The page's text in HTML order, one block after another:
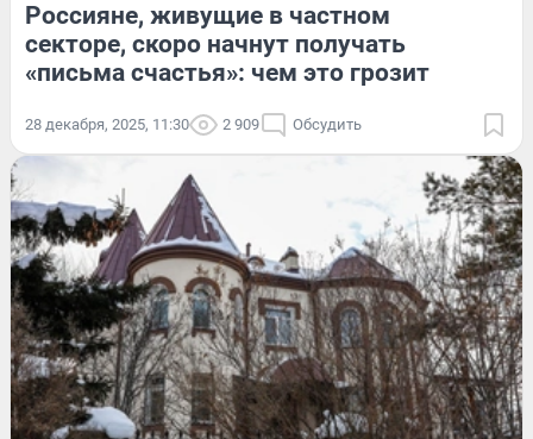
Россияне, живущие в частном
секторе, скоро начнут получать
«письма счастья»: чем это грозит
28 декабря, 2025, 11:30 2 909 Обсудить